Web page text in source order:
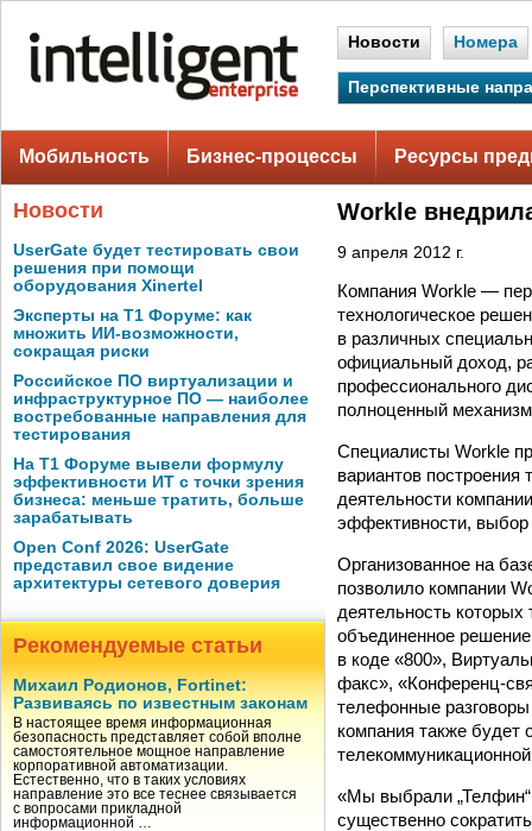
Новости Номера
Перспективные
Мобильность Бизнес-процессы Ресурсы
Новости
UserGate будет тестировать свои
решения при помощи
оборудования Xinertel
Эксперты на Т1 Форуме: как
множить ИИ-возможности,
сокращая риски
Российское ПО виртуализации и
инфраструктурное ПО — наиболее
востребованные направления для
тестирования
На Т1 Форуме вывели формулу
эффективности ИТ с точки зрения
бизнеса: меньше тратить, больше
зарабатывать
Open Conf 2026: UserGate
представил свое видение
архитектуры сетевого доверия
Рекомендуемые статьи
Михаил Родионов, Fortinet:
Развиваясь по известным законам
В настоящее время информационная
безопасность представляет собой вполне
самостоятельное мощное направление
корпоративной автоматизации.
Естественно, что в таких условиях
направление это все теснее связывается
с вопросами прикладной
информационной …
Workle
9 апреля 2012 г.
Компания Workle —
технологическое
в различных
официальный доход,
профессионального
полноценный
Специалисты Workle
вариантов
деятельности
эффективности,
Организованное на
позволило компании
деятельность
объединенное
в коде «800»,
факс», «Конференц-
телефонные разговоры
компания также будет
«Мы выбрали
существенно